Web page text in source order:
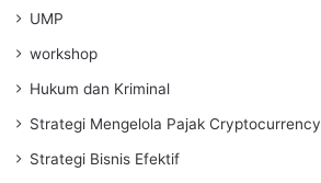
UMP
workshop
Hukum dan Kriminal
Strategi Mengelola Pajak Cryptocurrency
Strategi Bisnis Efektif